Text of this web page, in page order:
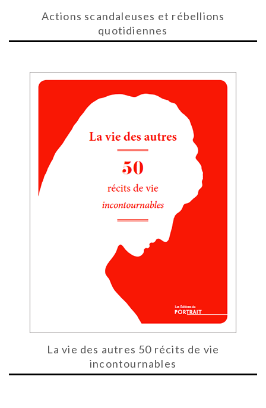
Actions scandaleuses et rébellions
quotidiennes
La vie des autres 50 récits de vie
incontournables